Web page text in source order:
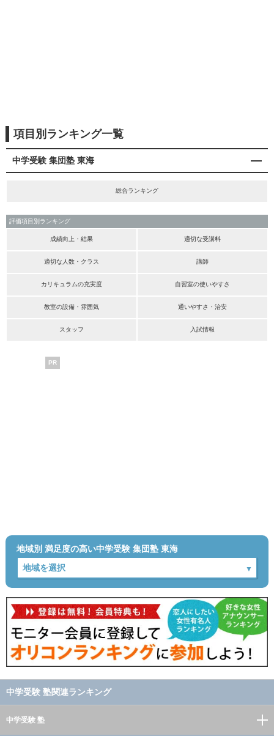
項目別ランキング一覧
中学受験 集団塾 東海
総合ランキング
評価項目別ランキング
成績向上・結果 適切な受講料
適切な人数・クラス 講師
カリキュラムの充実度 自習室の使いやすさ
教室の設備・雰囲気 通いやすさ・治安
スタッフ 入試情報
PR
地域別 満足度の高い中学受験 集団塾 東海
中学受験 塾関連ランキング
中学受験 塾